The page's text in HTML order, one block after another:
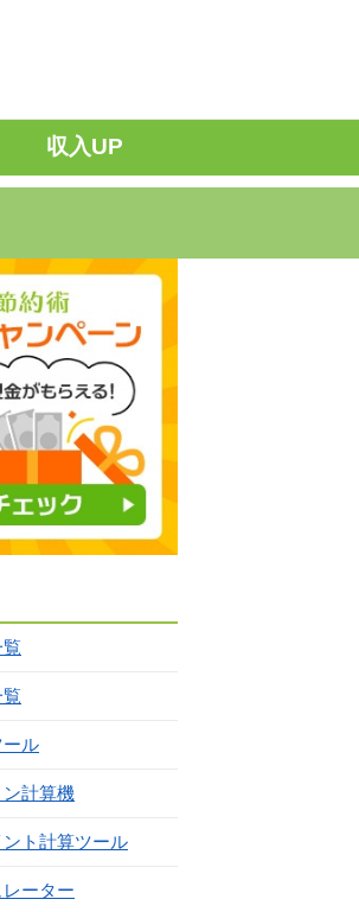
収入UP
覧
覧
ル
計算機
ト計算ツール
ーター